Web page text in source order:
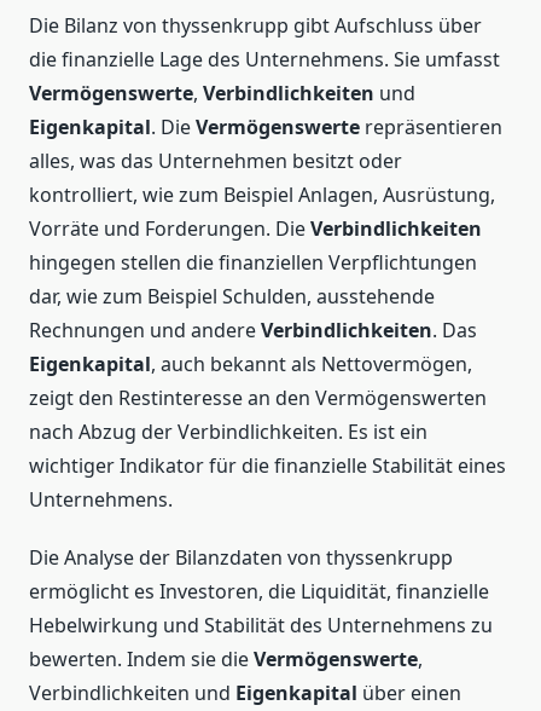
Die Bilanz von thyssenkrupp gibt Aufschluss über
die finanzielle Lage des Unternehmens. Sie umfasst
Vermögenswerte, Verbindlichkeiten und
Eigenkapital. DieVermögenswerte repräsentieren
alles, was das Unternehmen besitzt oder
kontrolliert, wie zum Beispiel Anlagen, Ausrüstung,
Vorräte und Forderungen. DieVerbindlichkeiten
hingegen stellen die finanziellen Verpflichtungen
dar, wie zum Beispiel Schulden, ausstehende
Rechnungen und andereVerbindlichkeiten. Das
Eigenkapital, auch bekannt als Nettovermögen,
zeigt den Restinteresse an den Vermögenswerten
nach Abzug der Verbindlichkeiten. Es ist ein
wichtiger Indikator für die finanzielle Stabilität eines
Unternehmens.
Die Analyse der Bilanzdaten von thyssenkrupp
ermöglicht es Investoren, die Liquidität, finanzielle
Hebelwirkung und Stabilität des Unternehmens zu
bewerten. Indem sie dieVermögenswerte,
Verbindlichkeiten und Eigenkapital über einen